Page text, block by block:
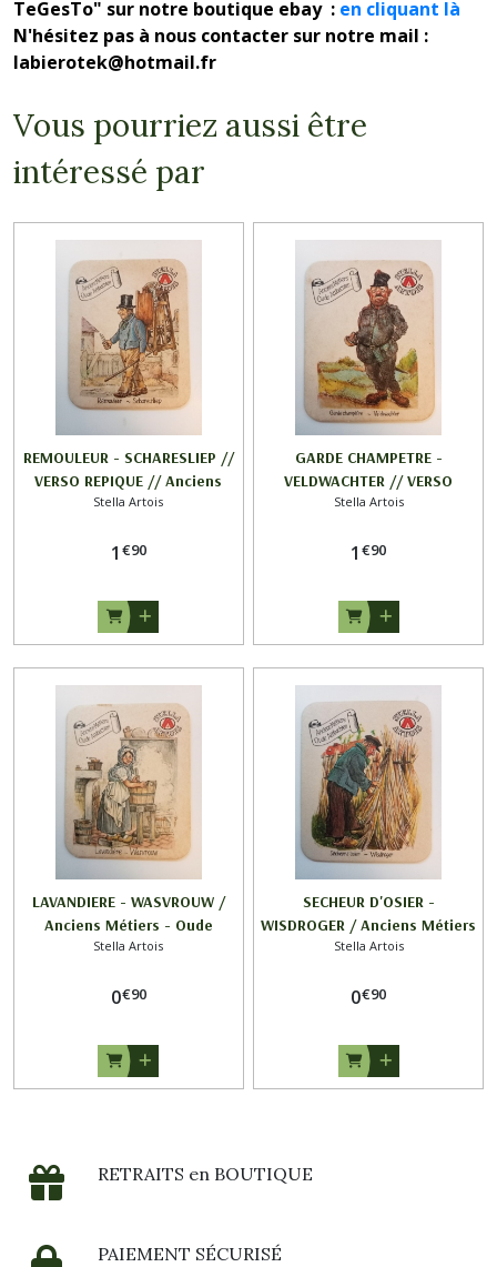
TeGesTo" sur notre boutique ebay : en cliquant là
N'hésitez pas à nous contacter sur notre mail :
labierotek@hotmail.fr
Vous pourriez aussi être
intéressé par
REMOULEUR - SCHARESLIEP //
VERSO REPIQUE // Anciens
Métiers - Oude Ambachten /
Stella Artois
1 €90
GARDE CHAMPETRE -
VELDWACHTER // VERSO
REPIQUE // Anciens Métiers -
ARTOIS
Stella Artois
1 €90
LAVANDIERE - WASVROUW /
Anciens Métiers - Oude
Ambachten / STELLA ARTOIS
Stella Artois
0€90
SECHEUR D'OSIER -
WISDROGER / Anciens Métiers
- Oude Ambachten / STELLA
Stella Artois
0€90
RETRAITS en BOUTIQUE
PAIEMENT SÉCURISÉ